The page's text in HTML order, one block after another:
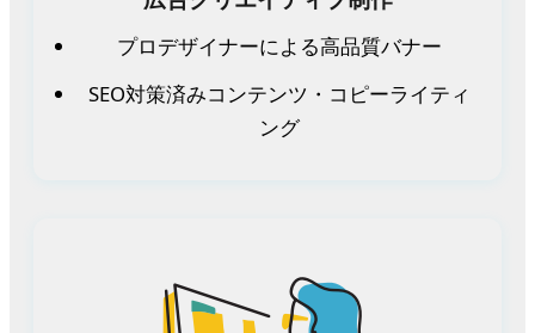
プロデザイナーによる高品質バナー
SEO対策済みコンテンツ・コピーライティ
ング